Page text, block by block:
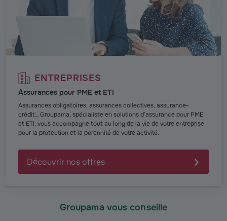
ENTREPRISES
Assurances pour PME et ETI
Assurances obligatoires, assurances collectives, assurance-
crédit… Groupama, spécialiste en solutions d’assurance pour PME
et ETI, vous accompagne tout au long de la vie de votre entreprise
pour la protection et la pérennité de votre activité.
Découvrir nos offres
Groupama vous conseille